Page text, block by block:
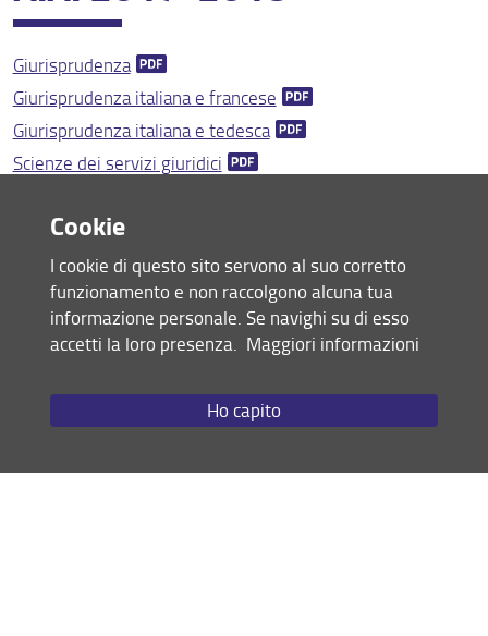
Giurisprudenza
Giurisprudenza italiana e francese
Giurisprudenza italiana e tedesca
Scienze dei servizi giuridici
Ricerca insegnamenti
Esami di profitto
Ricerca appelli d'esame
Corsi d'insegnamento e programmi di esame
Cambi di corso
Ausilio didattico
Piani di studio
Valutazione della didattica
Programmi dei corsi dal 2006 al 2024 (in pdf)
ultimo aggiornamento
23.08.2022
Mappa del sito
Cookie
I cookie di questo sito servono al suo corretto
funzionamento e non raccolgono alcuna tua
informazione personale. Se navighi su di esso
accetti la loro presenza. Maggiori informazioni
Ho capito